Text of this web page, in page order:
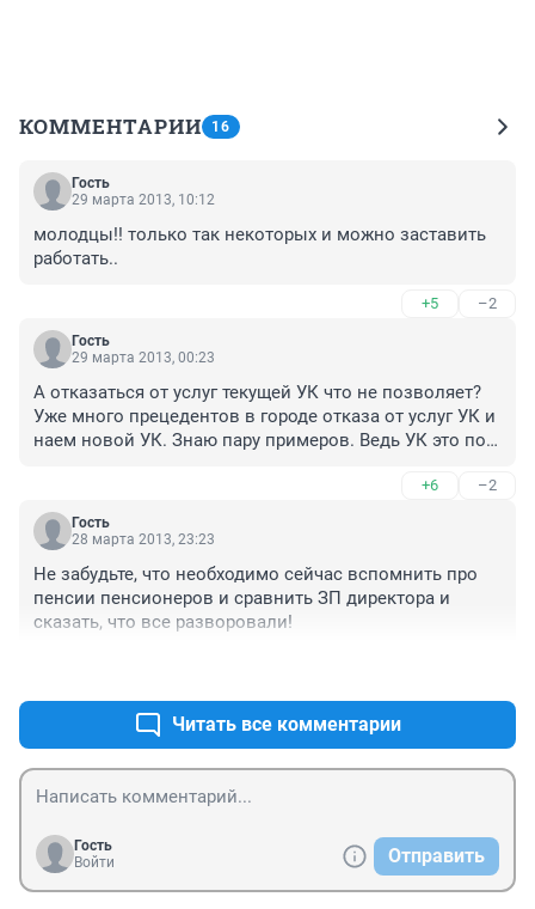
КОММЕНТАРИИ 16
Гость
29 марта 2013, 10:12
молодцы!! только так некоторых и можно заставить
работать..
+5 –2
Гость
29 марта 2013, 00:23
А отказаться от услуг текущей УК что не позволяет?
Уже много прецедентов в городе отказа от услуг УК и
наем новой УК. Знаю пару примеров. Ведь УК это по
жильцов, а не навязывание конкретной организации.
+6 –2
Гость
28 марта 2013, 23:23
Не забудьте, что необходимо сейчас вспомнить про
пенсии пенсионеров и сравнить ЗП директора и
сказать, что все разворовали!
Читать все комментарии
Гость
Войти
Отправить